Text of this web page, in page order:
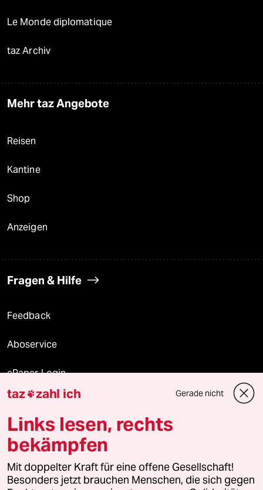
Le Monde diplomatique
taz Archiv
Mehr taz Angebote
Reisen
Kantine
Shop
Anzeigen
Fragen & Hilfe
Feedback
Aboservice
ePaper Login
Downloads für Abonnierende
© 2026 taz Verlags und Vertriebs GmbH
Alle Rechte vorbehalten. Bei rechtlichen Fragen oder für Genehmigungen
wenden Sie sich bitte an
lizenzen@taz.de
taz zahl ich Gerade nicht
Links lesen, rechts
bekämpfen
Mit doppelter Kraft für eine offene Gesellschaft!
Besonders jetzt brauchen Menschen, die sich gegen